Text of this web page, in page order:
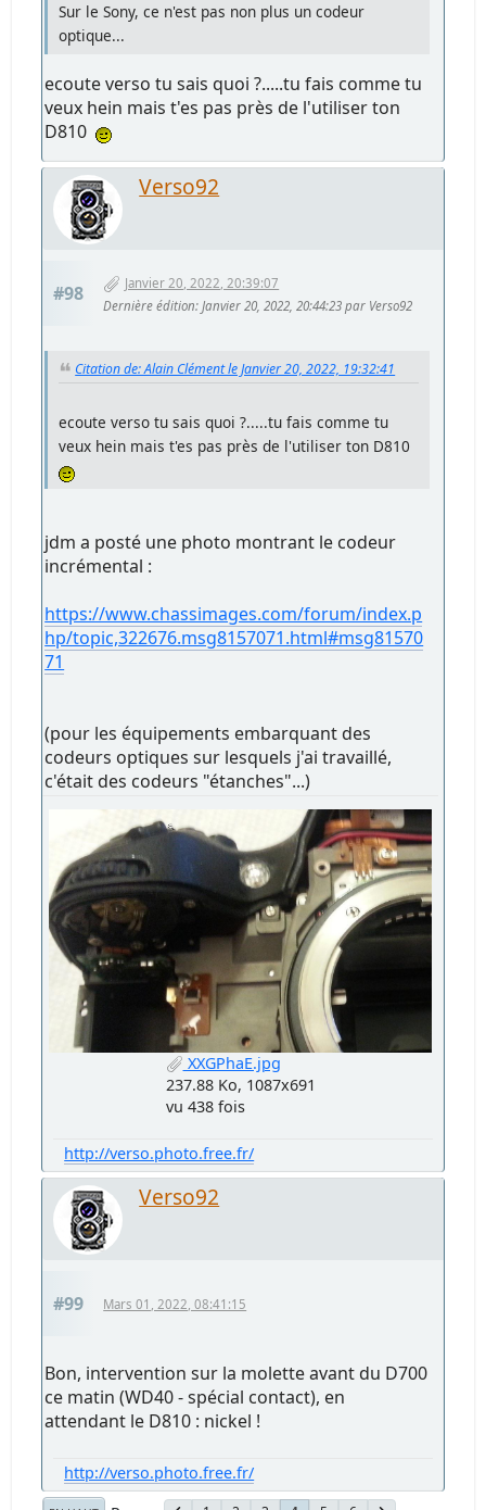
Sur le Sony, ce n'est pas non plus un codeur
optique...
ecoute verso tu sais quoi ?.....tu fais comme tu
veux hein mais t'es pas près de l'utiliser ton
D810
Verso92
#98
Janvier 20, 2022, 20:39:07
Dernière édition: Janvier 20, 2022, 20:44:23 par Verso92
Citation de: Alain Clément le Janvier 20, 2022, 19:32:41
ecoute verso tu sais quoi ?.....tu fais comme tu
veux hein mais t'es pas près de l'utiliser ton D810
jdm a posté une photo montrant le codeur
incrémental :
https://www.chassimages.com/forum/index.p
hp/topic,322676.msg8157071.html#msg81570
71
(pour les équipements embarquant des
codeurs optiques sur lesquels j'ai travaillé,
c'était des codeurs "étanches"...)
XXGPhaE.jpg
237.88 Ko, 1087x691
vu 438 fois
http://verso.photo.free.fr/
Verso92
#99 Mars 01, 2022, 08:41:15
Bon, intervention sur la molette avant du D700
ce matin (WD40 - spécial contact), en
attendant le D810 : nickel !
http://verso.photo.free.fr/